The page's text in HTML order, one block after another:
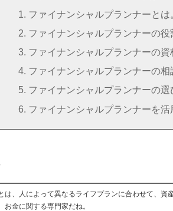
ファイナンシャルプランナーとは
ファイナンシャルプランナーの役
ファイナンシャルプランナーの資
ファイナンシャルプランナーの相
ファイナンシャルプランナーの選
ファイナンシャルプランナーを活
は、人によって異なるライフプランに合わせて、
金に関する専門家だね。